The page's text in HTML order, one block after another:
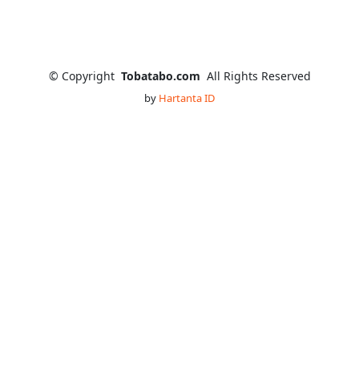
© Copyright Tobatabo.com All Rights Reserved
by Hartanta ID